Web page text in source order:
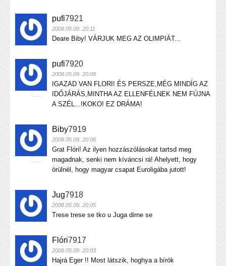
pufi7921
2008.05.09. 20:11
Deare Biby! VÁRJUK MEG AZ OLIMPIÁT...
pufi7920
2008.05.09. 20:08
IGAZAD VAN FLORI! ÉS PERSZE,MÉG MINDÍG AZ
IDŐJÁRÁS,MINTHA AZ ELLENFÉLNEK NEM FÚJNA
A SZÉL...!KOKO! EZ DRÁMA!
Biby7919
2008.05.09. 20:06
Grat Flóri! Az ilyen hozzászólásokat tartsd meg
magadnak, senki nem kíváncsi rá! Ahelyett, hogy
örülnél, hogy magyar csapat Euroligába jutott!
Jug7918
2008.05.09. 20:05
Trese trese se tko u Juga dirne se
Flóri7917
2008.05.09. 20:03
Hajrá Eger !! Most látszik, hoghya a bírók